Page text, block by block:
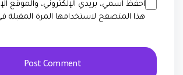
احفظ اسمي، بريدي الإلكتروني، والموقع
هذا المتصفح لاستخدامها المرة المقبلة